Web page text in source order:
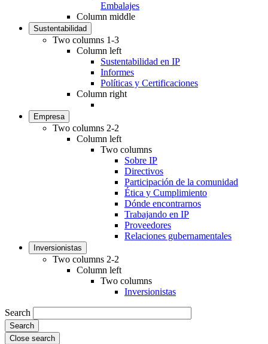
Embalajes
Column middle
Sustentabilidad
Two columns 1-3
Column left
Sustentabilidad en IP
Informes
Políticas y Certificaciones
Column right
Empresa
Two columns 2-2
Column left
Two columns
Sobre IP
Directivos
Participación de la comunidad
Ética y Cumplimiento
Dónde encontrarnos
Trabajando en IP
Proveedores
Relaciones gubernamentales
Inversionistas
Two columns 2-2
Column left
Two columns
Inversionistas
Search
Close search